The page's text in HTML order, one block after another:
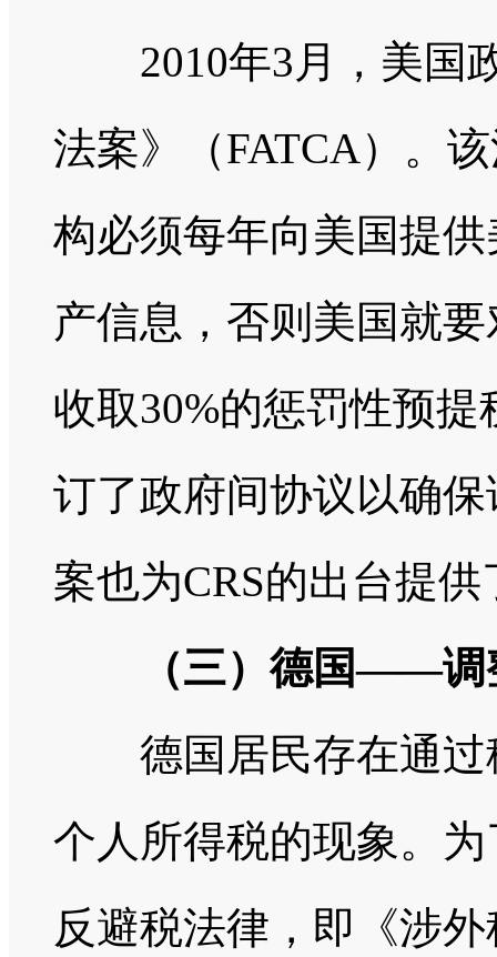
2010年3月，美国政
法案》（FATCA）。
构必须每年向美国提
产信息，否则美国就
收取30%的惩罚性预
订了政府间协议以确
案也为CRS的出台提
（三）德国——调
德国居民存在通过
个人所得税的现象。
反避税法律，即《涉